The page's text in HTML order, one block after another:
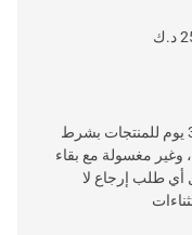
خدمة إرجاع سهلة وسريعة خلال 30 يوم للمنتجات بشرط
وغير مغسولة مع بقاء
أي طلب إرجاع لا